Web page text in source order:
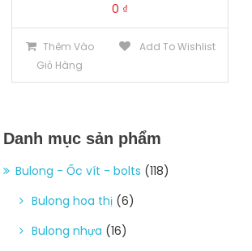
0 ₫
Thêm Vào
Giỏ Hàng
Add To Wishlist
Danh mục sản phẩm
Bulong - Ốc vít - bolts (118)
Bulong hoa thị (6)
Bulong nhựa (16)